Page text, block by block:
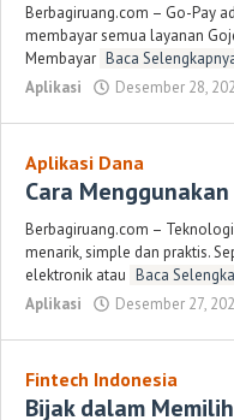
Berbagiruang.com – Go-Pay
membayar semua layanan
Membayar Baca
Aplikasi
Desember 28,
Aplikasi Dana
Cara
Berbagiruang.com –
menarik, simple dan praktis.
elektronik atau Baca
Aplikasi
Desember 27,
Fintech Indonesia
Bijak dalam